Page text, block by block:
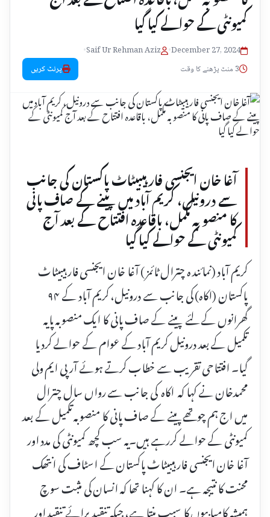
کمیونٹی کے حوالے کیا گیا
December 27, 2024
•
Saif Ur Rehman Aziz
•
3 منٹ پڑھنے کا وقت
پرنٹ کریں
آغا خان ایجنسی فار ہیبیٹاٹ پاکستان کی جانب
سے درونیل، کریم آباد میں پینے کے صاف پانی
کا منصوبہ مکمل، باقاعدہ افتتاح کے بعد آج
کمیونٹی کے حوالے کیا گیا
کریم آباد (نمائند ہ چترال ٹائمز ) آغا خان ایجنسی فار ہیبیٹاٹ
پاکستان (اکاہ) کی جانب سے درونیل، کریم آباد کے ۹۴
گھرانوں کے لئے پینے کے صاف پانی کا ایک منصوبہ پایہ
تکمیل کے بعد درونیل کریم آباد کے عوام کے حوالے کردیا
گیا۔ افتتاحی تقریب سے خطاب کرتے ہوئے آر پی ایم ولی
محمدخان نے کہا کہ اکاہ کی جانب سے رواں سال چترال
میں اج ہم چوتھے پینے کے صاف پانی کا منصوبہ تکمیل کے بعد
کمیونٹی کے حوالے کررہے ہیں۔یہ سب کچھ کمیونٹی کی مدد اور
آغا خان ایجنسی فار ہیبیٹاٹ پاکستان کے اسٹاف کی انتھک
محنت کا نتیجہ ہے۔ ان کا کہنا تھا کہ انسان کی مثبت سوچ
ہمیشہ کامیابیوں کا سبب بنتا ہے، جبکہ تنقید برائے تنقید اور